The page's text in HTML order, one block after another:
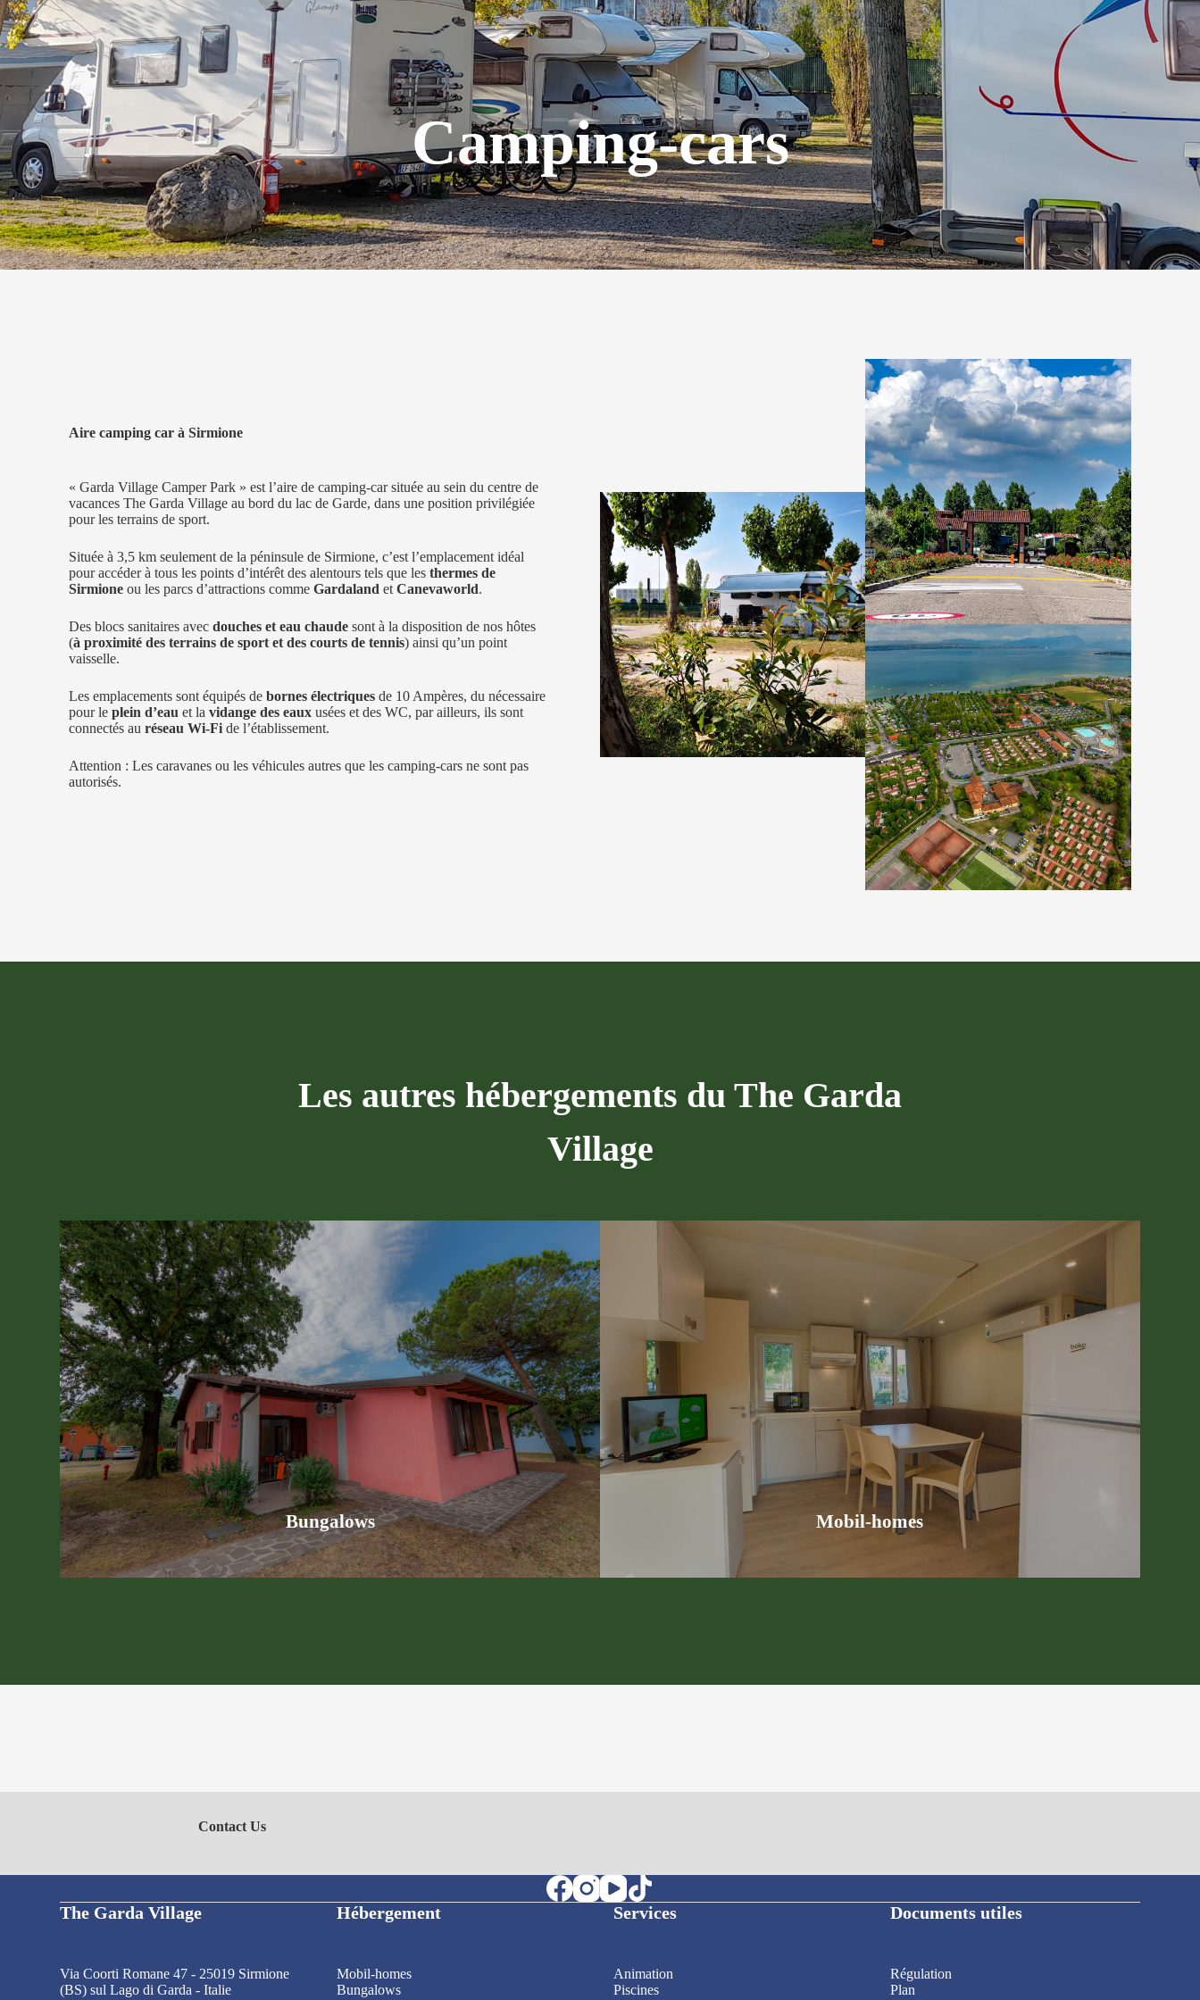
Camping-cars
Aire camping car à Sirmione
« Garda Village Camper Park » est l’aire de camping-car située au sein du centre de
vacances The Garda Village au bord du lac de Garde, dans une position privilégiée
pour les terrains de sport.
Située à 3,5 km seulement de la péninsule de Sirmione, c’est l’emplacement idéal
pour accéder à tous les points d’intérêt des alentours tels que lesthermes de
Sirmione ou les parcs d’attractions commeGardaland etCanevaworld.
Des blocs sanitaires avecdouches et eau chaude sont à la disposition de nos hôtes
(à proximité des terrains de sport et des courts de tennis) ainsi qu’un point
vaisselle.
Les emplacements sont équipés debornes électriques de 10 Ampères, du nécessaire
pour leplein d’eau et lavidange des eaux usées et des WC, par ailleurs, ils sont
connectés auréseau Wi-Fi de l’établissement.
Attention : Les caravanes ou les véhicules autres que les camping-cars ne sont pas
autorisés.
Les autres hébergements du The Garda
Village
Bungalows
Bungalows deux et trois pièces, tous équipés d'une kitchenette et d'une salle de bains, pour des
vacances sur le lac de Garde.
Découvrez nos bungalows
Mobil-homes
Trois types de mobil-homes pour des vacances en couple, en famille ou entre amis.
Découvrez nos mobil-homes
Contact Us
The Garda Village
Via Coorti Romane 47 - 25019 Sirmione
(BS) sul Lago di Garda - Italie
Hébergement
Mobil-homes
Bungalows
Services
Animation
Piscines
Documents utiles
Régulation
Plan